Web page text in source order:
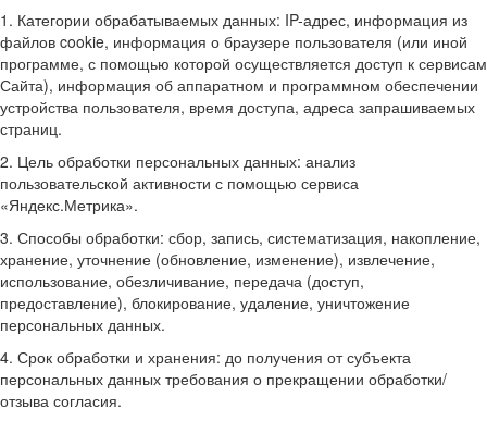
1. Категории обрабатываемых данных: IP-адрес, информация из
файлов cookie, информация о браузере пользователя (или иной
программе, с помощью которой осуществляется доступ к сервисам
Сайта), информация об аппаратном и программном обеспечении
устройства пользователя, время доступа, адреса запрашиваемых
страниц.
2. Цель обработки персональных данных: анализ
пользовательской активности с помощью сервиса
«Яндекс.Метрика».
3. Способы обработки: сбор, запись, систематизация, накопление,
хранение, уточнение (обновление, изменение), извлечение,
использование, обезличивание, передача (доступ,
предоставление), блокирование, удаление, уничтожение
персональных данных.
4. Срок обработки и хранения: до получения от субъекта
персональных данных требования о прекращении обработки/
отзыва согласия.